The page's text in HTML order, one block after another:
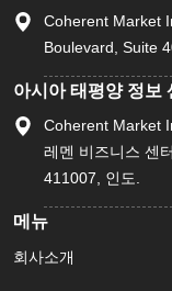
Coherent Market
Boulevard, Suite
아시아 태평양 정보
Coherent Market
레멘 비즈니스 센
411007, 인도.
메뉴
회사소개